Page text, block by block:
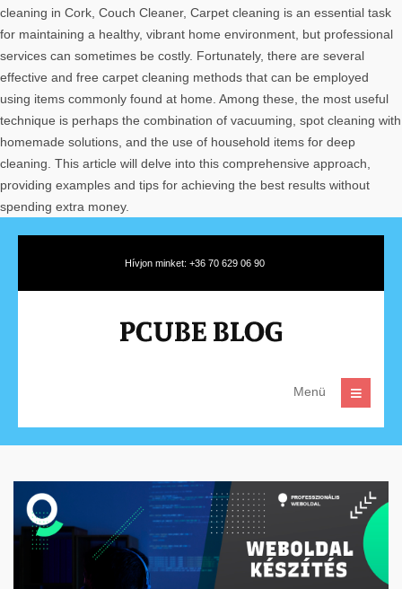
cleaning in Cork, Couch Cleaner, Carpet cleaning is an essential task
for maintaining a healthy, vibrant home environment, but professional
services can sometimes be costly. Fortunately, there are several
effective and free carpet cleaning methods that can be employed
using items commonly found at home. Among these, the most useful
technique is perhaps the combination of vacuuming, spot cleaning with
homemade solutions, and the use of household items for deep
cleaning. This article will delve into this comprehensive approach,
providing examples and tips for achieving the best results without
spending extra money.
Hívjon minket: +36 70 629 06 90
Menü